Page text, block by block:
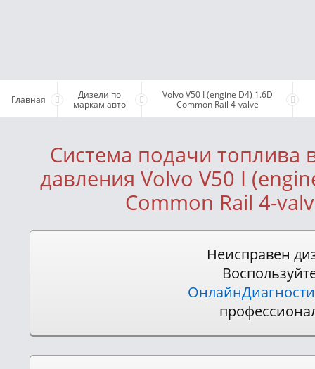
Поддержка проекта и оплата услуг
Главная
Дизели по
маркам авто
Volvo V50 I (engine D4) 1.6D
Common Rail 4-valve
Система подачи топлива
давления Volvo V50 I
Common Rail 4-
Неисправен